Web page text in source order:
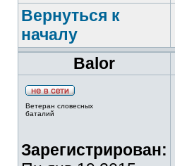
Вернуться к
началу
Balor
Ветеран словесных
баталий
Зарегистрирован: